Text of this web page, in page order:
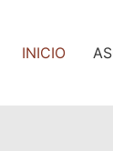
INICIO